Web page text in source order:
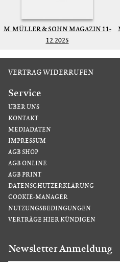
M. MÜLLER & SOHN MAGAZIN 11-
12.2025
VERTRAG WIDERRUFEN
Service
ÜBER UNS
KONTAKT
MEDIADATEN
IMPRESSUM
AGB SHOP
AGB ONLINE
AGB PRINT
DATENSCHUTZERKLÄRUNG
COOKIE-MANAGER
NUTZUNGSBEDINGUNGEN
VERTRÄGE HIER KÜNDIGEN
Newsletter Anmeldung